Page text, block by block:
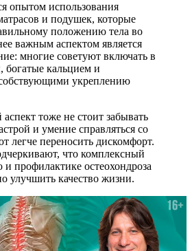
опытом использования
и подушек, которые
положению тела во
важным аспектом является
многие советуют включать в
богатые кальцием и
укреплению
тоже не стоит забывать
и умение справляться со
легче переносить дискомфорт.
что комплексный
профилактике остеохондроза
улучшить качество жизни.